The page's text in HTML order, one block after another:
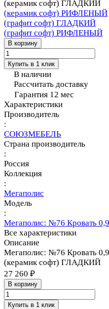
(керамик софт) ГЛАДКИЙ
(керамик софт) РИФЛЕНЫЙ
(графит софт) ГЛАДКИЙ
(графит софт) РИФЛЕНЫЙ
В корзину
Купить в 1 клик
В наличии
Рассчитать доставку
Гарантия 12 мес
Характеристики
Производитель
:
СОЮЗМЕБЕЛЬ
Страна производитель
:
Россия
Коллекция
:
Мегаполис
Модель
:
Мегаполис: №76 Кровать
Все характеристики
Описание
Мегаполис: №76 Кровать
(керамик софт) ГЛАДКИЙ
27 260 ₽
В корзину
Купить в 1 клик